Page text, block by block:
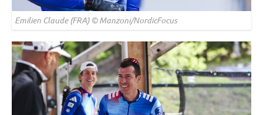
Emilien Claude (FRA) © Manzoni/NordicFocus